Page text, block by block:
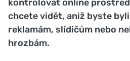
kontrolovat online
chcete vidět, aniž byste
reklamám, slídičům nebo
hrozbám.